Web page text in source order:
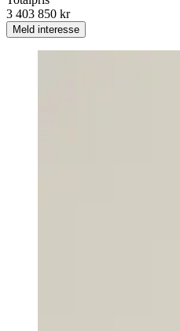
3 403 850 kr
Meld interesse